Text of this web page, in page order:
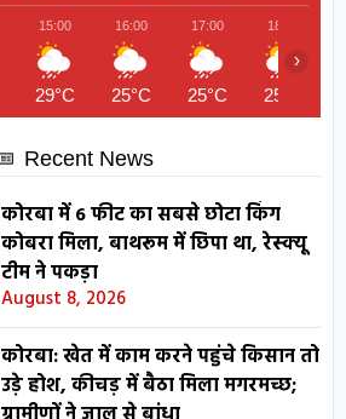
15:00
29°C
16:00
25°C
17:00
25°C
18:00
25°C
›
Recent News
कोरबा में 6 फीट का सबसे छोटा किंग
कोबरा मिला, बाथरूम में छिपा था, रेस्क्यू
टीम ने पकड़ा
August 8, 2026
कोरबा: खेत में काम करने पहुंचे किसान तो
उड़े होश, कीचड़ में बैठा मिला मगरमच्छ;